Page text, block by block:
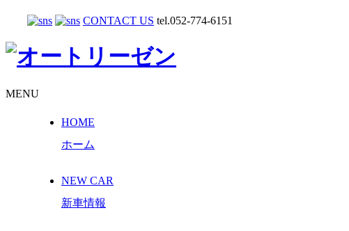
CONTACT US tel.052-774-6151
MENU
HOME
ホーム
NEW CAR
新車情報